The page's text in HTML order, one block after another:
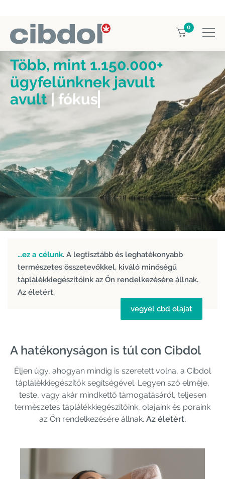
0
Több, mint 1.150.000+
ügyfelünknek javult
avult
| fókusszal
…ez a célunk. A legtisztább és leghatékonyabb
természetes összetevőkkel, kiváló minőségű
táplálékkiegészítőink az Ön rendelkezésére állnak.
Az életért.
vegyél cbd olajat
A hatékonyságon is túl con Cibdol
Éljen úgy, ahogyan mindig is szeretett volna, a Cibdol
táplálékkiegészítők segítségével. Legyen szó elméje,
teste, vagy akár mindkettő támogatásáról, teljesen
természetes táplálékkiegészítőink, olajaink és poraink
az Ön rendelkezésére állnak. Az életért.